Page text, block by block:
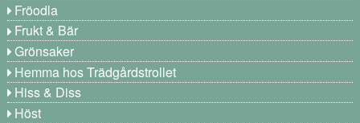
Fröodla
Frukt & Bär
Grönsaker
Hemma hos Trädgårdstrollet
Hiss & Diss
Höst